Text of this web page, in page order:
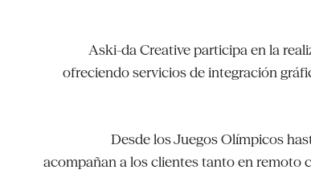
Aski-da Creative participa en la
ofreciendo servicios de integración
Desde los Juegos Olímpicos
acompañan a los clientes tanto en remoto